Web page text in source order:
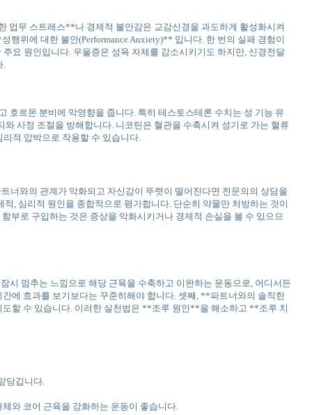
업무 스트레스**나 경제적 불안감은 교감신경을 과도하게 활성화시켜
행위에 대한 불안(Performance Anxiety)** 입니다. 한 번의 실패 경험이
요 원인입니다. 우울증은 성욕 자체를 감소시키기도 하지만, 신경전달
르몬 분비에 악영향을 줍니다. 특히 테스토스테론 수치는 성 기능 유
사정 조절을 방해합니다. 니코틴은 혈관을 수축시켜 성기로 가는 혈류
적 압박으로 작용할 수 있습니다.
너와의 관계가 악화되고 자신감이 뚜렷이 떨어진다면 전문의의 상담을
, 심리적 원인을 종합적으로 평가합니다. 단순히 약물만 처방하는 것이
부로 구입하는 것은 증상을 악화시키거나 경제적 손실을 볼 수 있으므
멈추는 느낌으로 해당 근육을 수축하고 이완하는 운동으로, 어디서든
에 효과를 보기보다는 꾸준히해야 합니다. 셋째, **파트너와의 솔직한
할 수 있습니다. 이러한 실천법은 **조루 원인**을 해소하고 **조루 치
당깁니다.
와 코어 근육을 강화하는 운동이 좋습니다.